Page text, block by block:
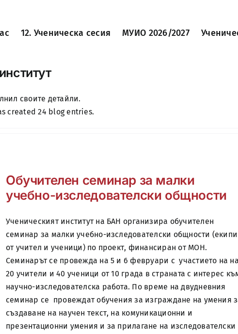
12. Ученическа сесия МУИО 2026/2027
своите детайли.
created 24 blog entries.
Обучителен семинар за малки
учебно-изследователски общности
Ученическият институт на БАН организира обучителен
семинар за малки учебно-изследователски общности (екипи
от учител и ученици) по проект, финансиран от МОН.
Семинарът се провежда на 5 и 6 февруари с участието на
20 учители и 40 ученици от 10 града в страната с интерес
научно-изследователска работа. По време на двудневния
семинар се провеждат обучения за изграждане на умения
създаване на научен текст, на комуникационни и
презентационни умения и за прилагане на изследователски